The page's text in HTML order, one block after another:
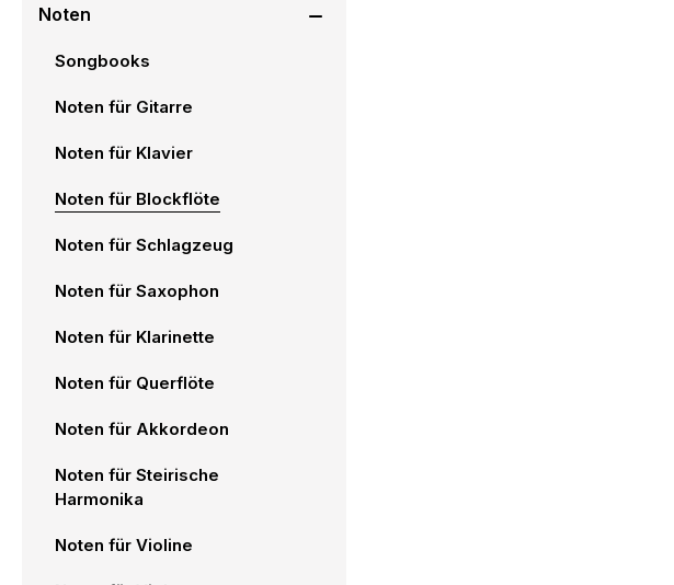
Noten
Songbooks
Noten für Gitarre
Noten für Klavier
Noten für Blockflöte
Noten für Schlagzeug
Noten für Saxophon
Noten für Klarinette
Noten für Querflöte
Noten für Akkordeon
Noten für Steirische
Harmonika
Noten für Violine